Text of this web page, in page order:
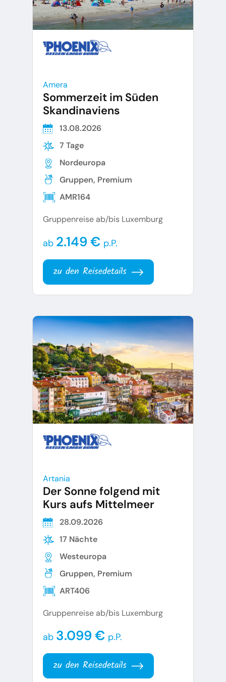
Amera
Sommerzeit im Süden
Skandinaviens
13.08.2026
7 Tage
Nordeuropa
Gruppen, Premium
AMR164
Gruppenreise ab/bis Luxemburg
ab 2.149 € p.P.
zu den Reisedetails
Artania
Der Sonne folgend mit
Kurs aufs Mittelmeer
28.09.2026
17 Nächte
Westeuropa
Gruppen, Premium
ART406
Gruppenreise ab/bis Luxemburg
ab 3.099 € p.P.
zu den Reisedetails